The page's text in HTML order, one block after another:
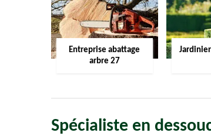
Entreprise abattage
arbre 27
Spécialiste en